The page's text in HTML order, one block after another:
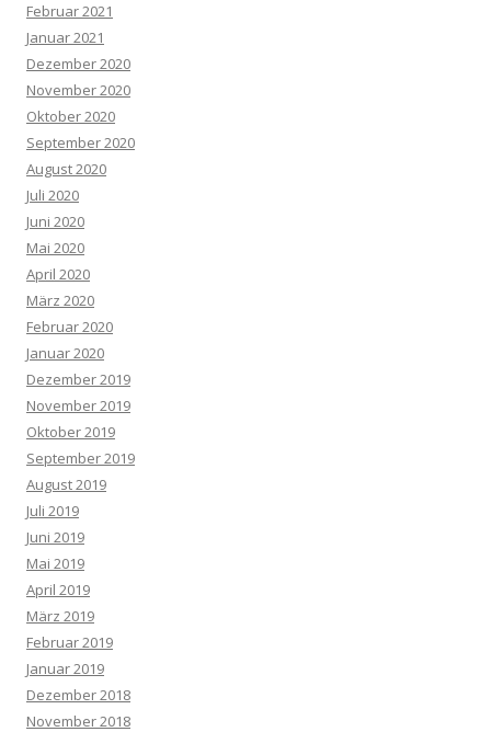
Februar 2021
Januar 2021
Dezember 2020
November 2020
Oktober 2020
September 2020
August 2020
Juli 2020
Juni 2020
Mai 2020
April 2020
März 2020
Februar 2020
Januar 2020
Dezember 2019
November 2019
Oktober 2019
September 2019
August 2019
Juli 2019
Juni 2019
Mai 2019
April 2019
März 2019
Februar 2019
Januar 2019
Dezember 2018
November 2018